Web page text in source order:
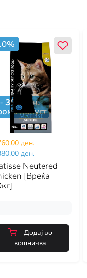
%
- 380ден.
попуст
ден.
ден.
Neutered
[Вреќа
Додај во
кошничка